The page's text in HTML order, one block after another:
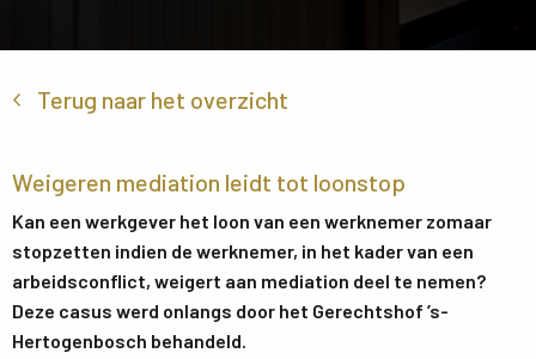
Terug naar het overzicht
Weigeren mediation leidt tot loonstop
Kan een werkgever het loon van een werknemer zomaar
stopzetten indien de werknemer, in het kader van een
arbeidsconflict, weigert aan mediation deel te nemen?
Deze casus werd onlangs door het Gerechtshof ’s-
Hertogenbosch behandeld.